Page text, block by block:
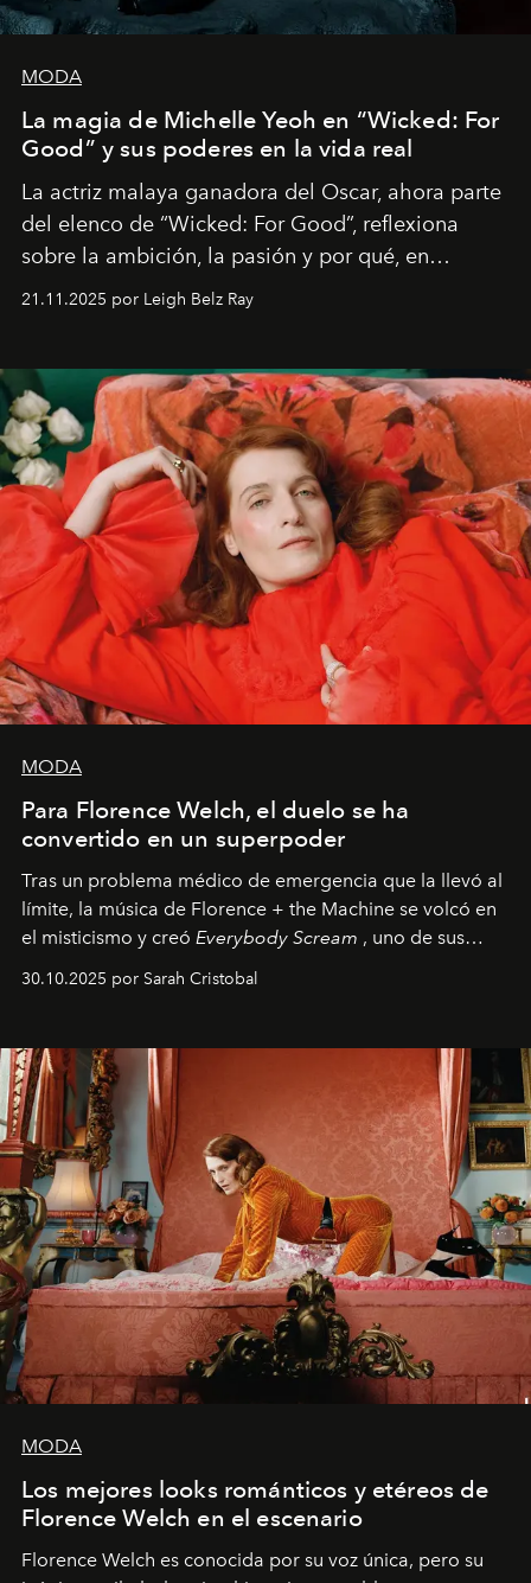
MODA
La magia de Michelle Yeoh en “Wicked: For
Good” y sus poderes en la vida real
La actriz malaya ganadora del Oscar, ahora parte
del elenco de “Wicked: For Good”, reflexiona
sobre la ambición, la pasión y por qué, en
ocasiones, la introspección puede esperar. “Es
importa si no lo entienden’”, confiesa.
21.11.2025 por Leigh Belz Ray
MODA
Para Florence Welch, el duelo se ha
convertido en un superpoder
Tras un problema médico de emergencia que la llevó al
límite, la música de Florence + the Machine se volcó en
el misticismo y creó Everybody Scream , uno de sus
30.10.2025 por Sarah Cristobal
MODA
Los mejores looks románticos y etéreos de
Florence Welch en el escenario
Florence Welch es conocida por su voz única, pero su